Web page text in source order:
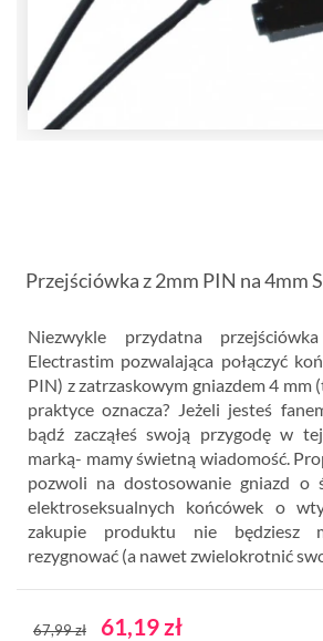
Przejściówka z 2mm PIN na 4mm
Niezwykle przydatna
Electrastim pozwalająca połączyć
PIN) z zatrzaskowym gniazdem 4 mm
praktyce oznacza? Jeżeli jesteś
bądź zacząłeś swoją przygodę w
marką- mamy świetną wiadomość.
pozwoli na dostosowanie gniazd o
elektroseksualnych końcówek o
zakupie produktu nie będziesz
rezygnować (a nawet zwielokrotnić
67,99 zł 61,19 zł